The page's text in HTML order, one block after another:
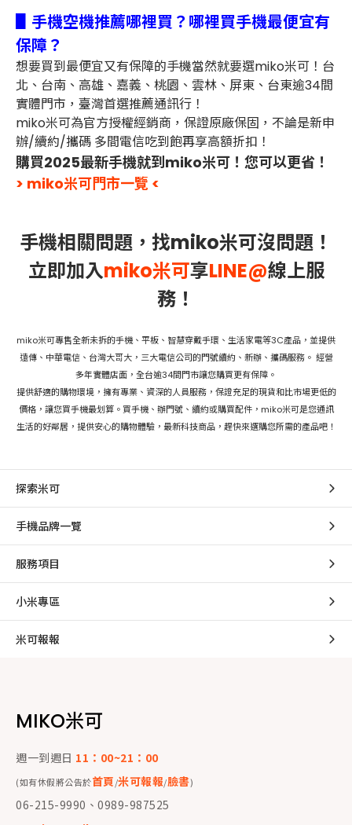
▋手機空機推薦哪裡買？哪裡買手機最便宜有
保障？
想要買到最便宜又有保障的手機當然就要選miko米可！台
北、台南、高雄、嘉義、桃園、雲林、屏東、台東逾34間
實體門市，臺灣首選推薦通訊行！
miko米可為官方授權經銷商，保證原廠保固，不論是新申
辦/續約/攜碼 多間電信吃到飽再享高額折扣！
購買2025最新手機就到miko米可！您可以更省！
> miko米可門市一覽 <
手機相關問題，找miko米可沒問題！
立即加入miko米可享LINE@線上服
務！
miko米可專售全新未拆的手機、平板、智慧穿戴手環、生活家電等3C產品，並提供
遠傳、中華電信、台灣大哥大，三大電信公司的門號續約、新辦、攜碼服務。 經營
多年實體店面，全台逾34間門市讓您購買更有保障。
提供舒適的購物環境，擁有專業、資深的人員服務，保證充足的現貨和比市場更低的
價格，讓您買手機最划算。買手機、辦門號、續約或購買配件，miko米可是您通訊
生活的好鄰居，提供安心的購物體驗，最新科技商品，趕快來選購您所需的產品吧！
探索米可
手機品牌一覽
服務項目
小米專區
米可報報
MIKO米可
週一到週日 11：00~21：00
(如有休假將公告於首頁/米可報報/臉書)
06-215-9990、0989-987525